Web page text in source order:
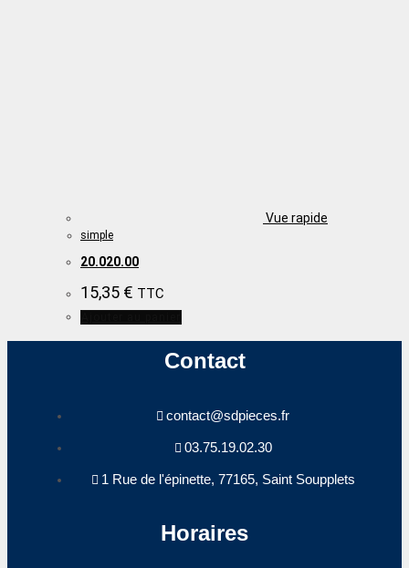
Vue rapide
simple
20.020.00
15,35 € TTC
Contact
contact@sdpieces.fr
03.75.19.02.30
1 Rue de l'épinette, 77165, Saint Soupplets
Horaires